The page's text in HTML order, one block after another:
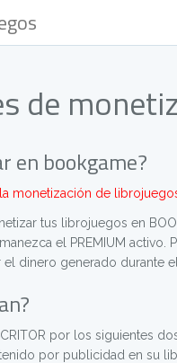
de
en bookgame?
monetización de
tus librojuegos en
el PREMIUM
dinero generado durante el
por los siguientes
por publicidad en su